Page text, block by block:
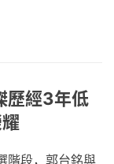
歷經3年低
階段，郭台銘與